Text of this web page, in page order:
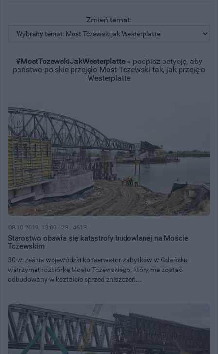
Zmień temat:
#MostTczewskiJakWesterplatte« podpisz petycję, aby
państwo polskie przejęło Most Tczewski tak, jak przejęło
Westerplatte
08.10.2019, 13:00 28 4613
Starostwo obawia się katastrofy budowlanej na Moście
Tczewskim
30 września wojewódzki konserwator zabytków w Gdańsku
wstrzymał rozbiórkę Mostu Tczewskiego, który ma zostać
odbudowany w kształcie sprzed zniszczeń...